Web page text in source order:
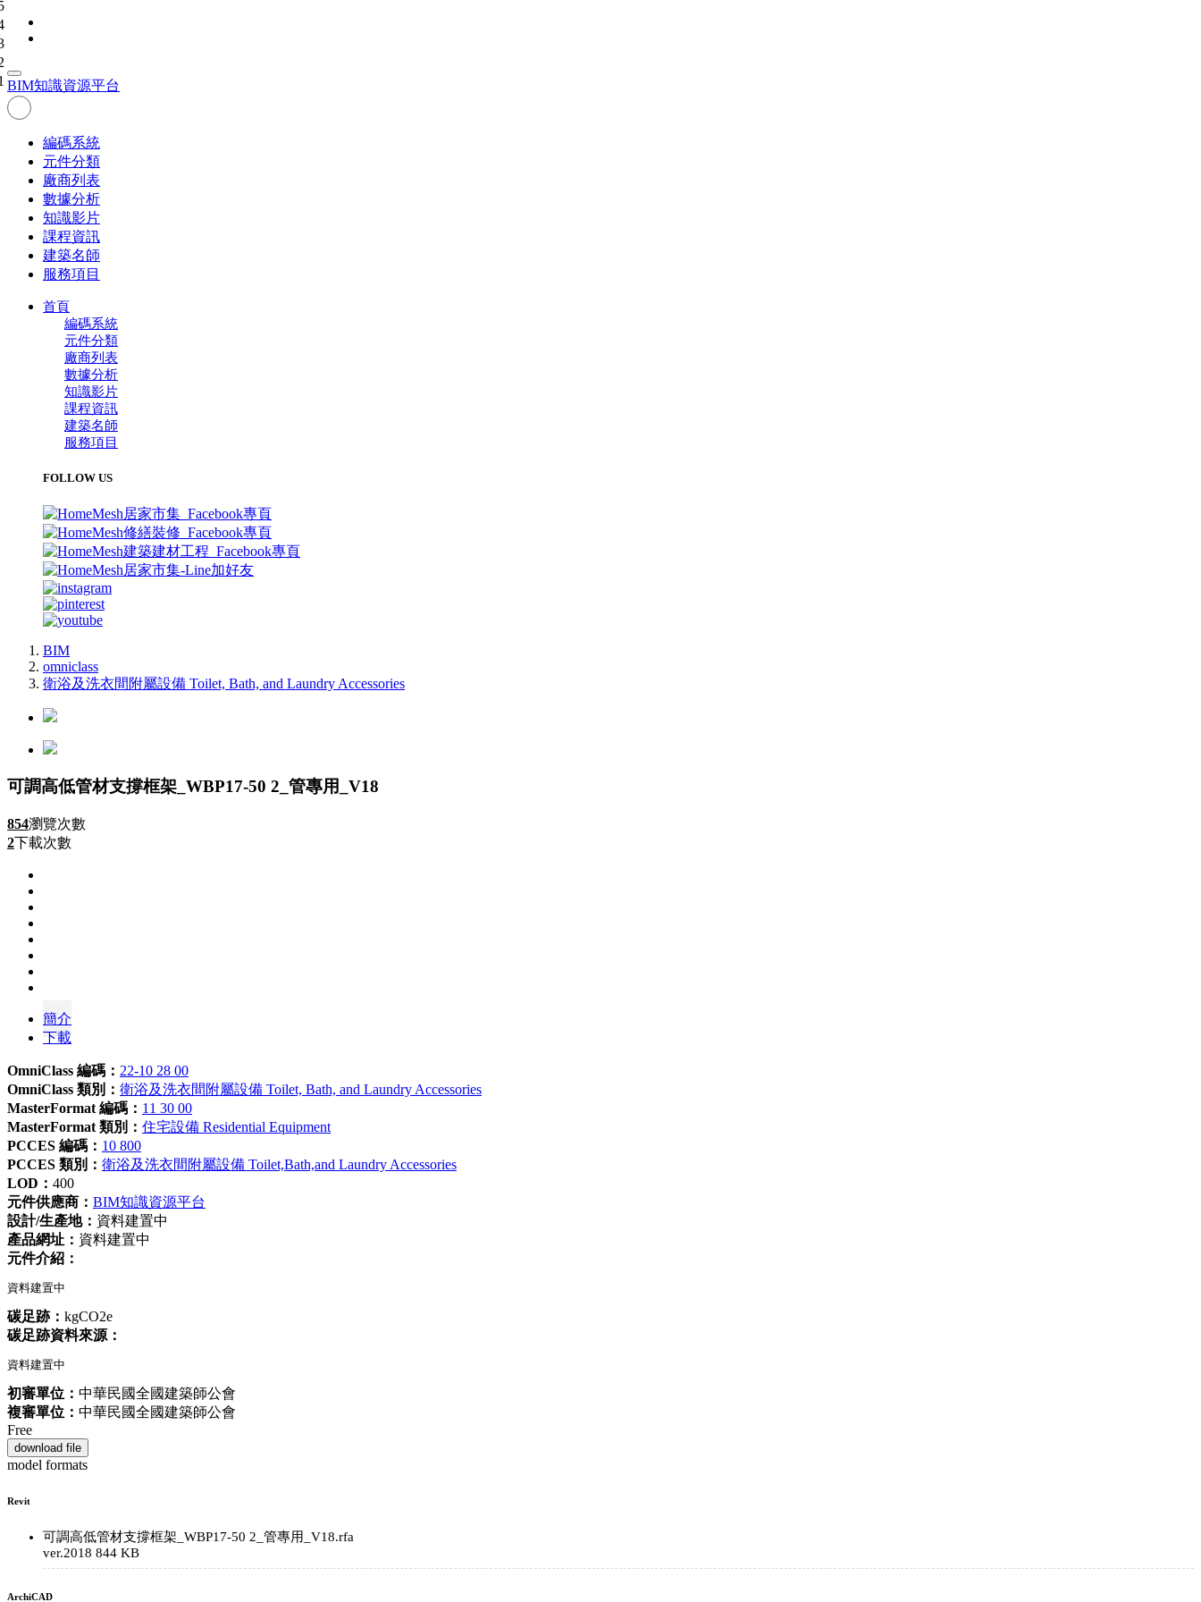
BIM知識資源平台
編碼系統
元件分類
廠商列表
數據分析
知識影片
課程資訊
建築名師
服務項目
首頁
編碼系統
元件分類
廠商列表
數據分析
知識影片
課程資訊
建築名師
服務項目
FOLLOW US
BIM
omniclass
衛浴及洗衣間附屬設備 Toilet, Bath, and Laundry Accessories
可調高低管材支撐框架_WBP17-50 2_管專用_V18
854瀏覽次數
2下載次數
簡介
下載
OmniClass 編碼： 22-10 28 00
OmniClass 類別： 衛浴及洗衣間附屬設備 Toilet, Bath, and Laundry Accessories
MasterFormat 編碼： 11 30 00
MasterFormat 類別： 住宅設備 Residential Equipment
PCCES 編碼： 10 800
PCCES 類別： 衛浴及洗衣間附屬設備 Toilet,Bath,and Laundry Accessories
LOD： 400
元件供應商： BIM知識資源平台
設計/生產地： 資料建置中
產品網址： 資料建置中
元件介紹：
資料建置中
碳足跡： kgCO2e
碳足跡資料來源：
資料建置中
初審單位： 中華民國全國建築師公會
複審單位： 中華民國全國建築師公會
Free
download file
model formats
Revit
可調高低管材支撐框架_WBP17-50 2_管專用_V18.rfa
ver.2018 844 KB
ArchiCAD